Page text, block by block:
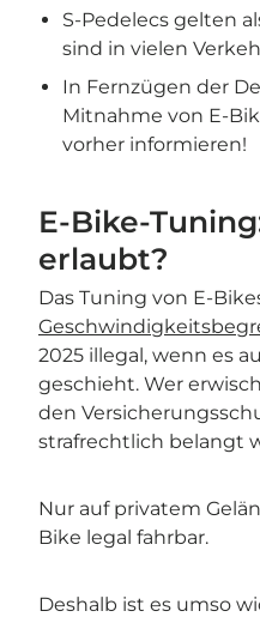
S-Pedelecs gelten
sind in vielen
In Fernzügen der
Mitnahme von E-
vorher informieren!
E-Bike-
erlaubt?
Das Tuning von E-
2025 illegal, wenn es
geschieht. Wer
den
strafrechtlich belangt
Nur auf privatem
Bike legal fahrbar.
Deshalb ist es umso